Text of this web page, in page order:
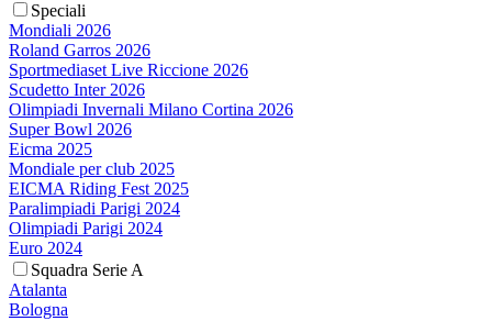
Speciali
Mondiali 2026
Roland Garros 2026
Sportmediaset Live Riccione 2026
Scudetto Inter 2026
Olimpiadi Invernali Milano Cortina 2026
Super Bowl 2026
Eicma 2025
Mondiale per club 2025
EICMA Riding Fest 2025
Paralimpiadi Parigi 2024
Olimpiadi Parigi 2024
Euro 2024
Squadra Serie A
Atalanta
Bologna